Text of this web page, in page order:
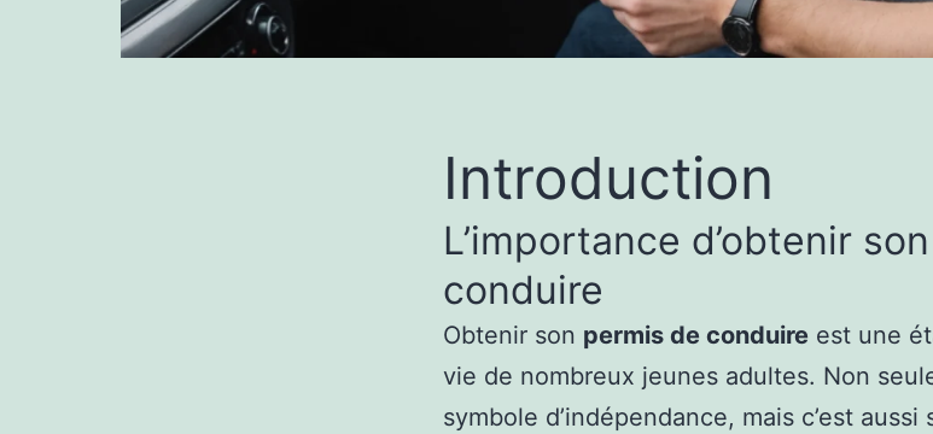
Introduction
L’importance d’obtenir
conduire
Obtenir son permis de conduire est une
vie de nombreux jeunes adultes. Non
symbole d’indépendance, mais c’est aussi